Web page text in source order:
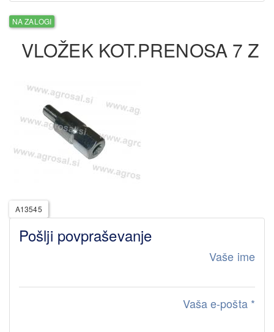
NA ZALOGI
VLOŽEK KOT.PRENOSA 7 Z
A13545
Pošlji povpraševanje
Vaše ime
Vaša e-pošta *